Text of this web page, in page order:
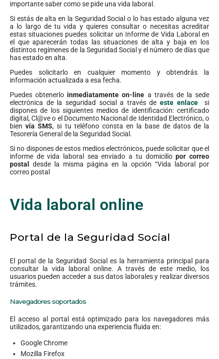
importante saber como se pide una vida laboral.
Si estás de alta en la Seguridad Social o lo has estado alguna vez
a lo largo de tu vida y quieres consultar o necesitas acreditar
estas situaciones puedes solicitar un Informe de Vida Laboral en
el que aparecerán todas las situaciones de alta y baja en los
distintos regímenes de la Seguridad Social y el número de días que
has estado en alta.
Puedes solicitarlo en cualquier momento y obtendrás la
información actualizada a esa fecha.
Puedes obtenerloinmediatamente on-line a través de la sede
electrónica de la seguridad social a través deeste enlace
si
dispones de los siguientes medios de identificación: certificado
digital, Cl@ve o el Documento Nacional de Identidad Electrónico, o
bienvía SMS, si tu teléfono consta en la base de datos de la
Tesorería General de la Seguridad Social.
Si no dispones de estos medios electrónicos, puede solicitar que el
informe de vida laboral sea enviado a tu domiciliopor correo
postal
desde la misma página en la opción “Vida laboral por
correo postal
Vida laboral online
Portal de la Seguridad Social
El portal de la Seguridad Social es la herramienta principal para
consultar la vida laboral online. A través de este medio, los
usuarios pueden acceder a sus datos laborales y realizar diversos
trámites.
Navegadores soportados
El acceso al portal está optimizado para los navegadores más
utilizados, garantizando una experiencia fluida en:
Google Chrome
Mozilla Firefox